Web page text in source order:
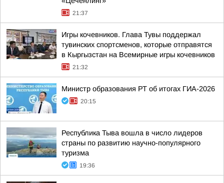
21:37
Игры кочевников. Глава Тувы поддержал
тувинских спортсменов, которые отправятся
в Кыргызстан на Всемирные игры кочевников
21:32
Министр образования РТ об итогах ГИА-2026
20:15
Республика Тыва вошла в число лидеров
страны по развитию научно-популярного
туризма
19:36